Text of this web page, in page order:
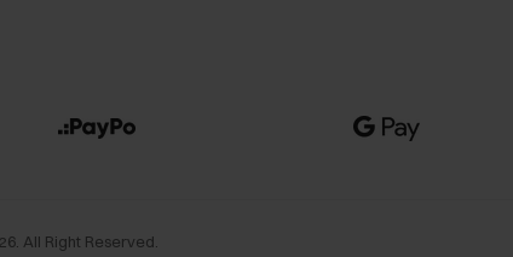
. All Right Reserved.